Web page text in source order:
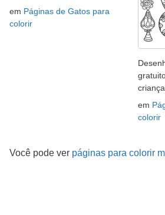
em Páginas de Gatos para
colorir
em
colorir
Você pode ver páginas para colorir